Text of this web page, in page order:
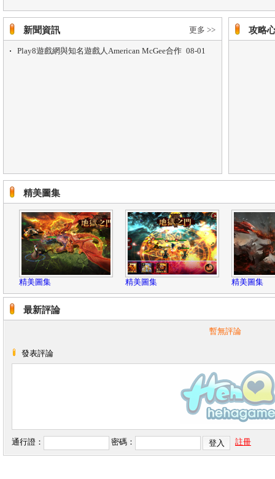
新聞資訊 更多 >>
Play8遊戲網與知名遊戲人American McGee合作 08-01
攻略
精美圖集
精美圖集 精美圖集 精美圖集
最新評論
暫無評論
發表評論
通行證： 密碼： 註冊